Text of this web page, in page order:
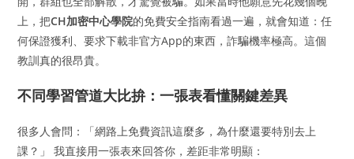
上，把CH加密中心學院的免費安全指南看過一遍，就會知道：任
何保證獲利、要求下載非官方App的東西，詐騙機率極高。這個
教訓真的很昂貴。
不同學習管道大比拚：一張表看懂關鍵差異
很多人會問：「網路上免費資訊這麼多，為什麼還要特別去上
課？」 我直接用一張表來回答你，差距非常明顯：